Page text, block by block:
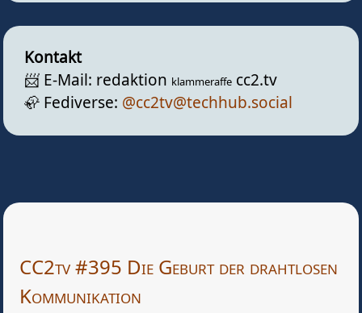
Kontakt
📨️ E-Mail: redaktion klammeraffe cc2.tv
🦣️ Fediverse: @cc2tv@techhub.social
CC2tv #395 Die Geburt der drahtlosen
Kommunikation